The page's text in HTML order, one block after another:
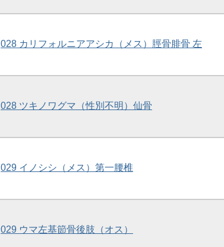
028 カリフォルニアアシカ（メス）脛骨腓骨 左
028 ツキノワグマ（性別不明）仙骨
029 イノシシ（メス）第一腰椎
029 ウマ左基節骨後肢（オス）